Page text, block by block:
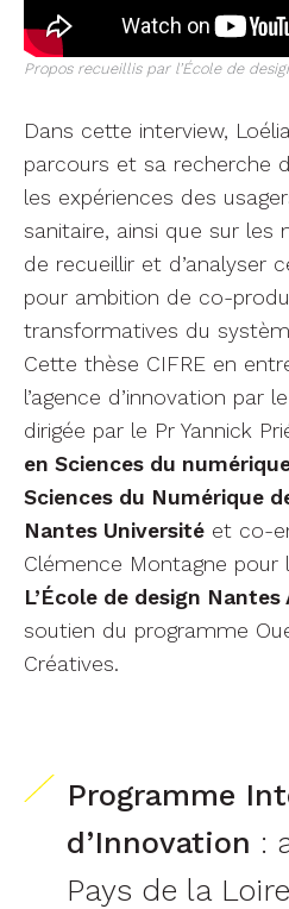
Propos recueillis par l’École de
Dans cette interview,
parcours et sa recherche
les expériences des
sanitaire, ainsi que sur
de recueillir et d’analyser
pour ambition de co-
transformatives du
Cette thèse CIFRE en
l’agence d’innovation par
dirigée par le Pr Yannick
en Sciences du
Sciences du Numérique
Nantes Université et co-
Clémence Montagne pour
L’École de design
soutien du programme
Créatives.
Programme
d’Innovation :
Pays de la Loire